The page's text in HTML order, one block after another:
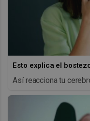
Esto explica el
Así reacciona tu